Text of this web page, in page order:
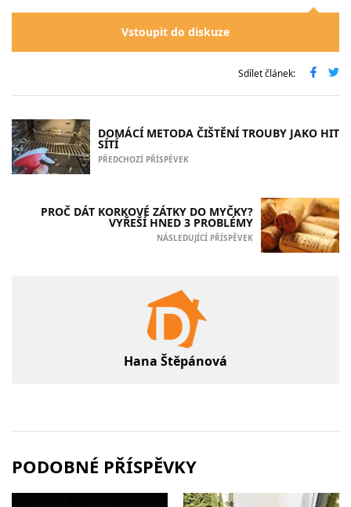
Vstoupit do diskuze
Sdílet článek:
DOMÁCÍ METODA ČIŠTĚNÍ TROUBY JAKO HIT
SÍTÍ
PŘEDCHOZÍ PŘÍSPĚVEK
PROČ DÁT KORKOVÉ ZÁTKY DO MYČKY?
VYŘEŠÍ HNED 3 PROBLÉMY
NÁSLEDUJÍCÍ PŘÍSPĚVEK
Hana Štěpánová
PODOBNÉ PŘÍSPĚVKY